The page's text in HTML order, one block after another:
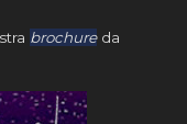
brochureda